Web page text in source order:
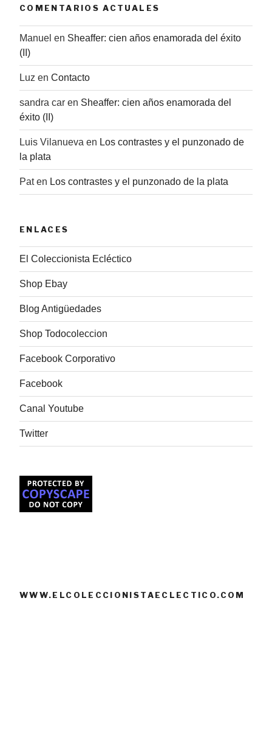
COMENTARIOS ACTUALES
Manuel en Sheaffer: cien años enamorada del éxito
(II)
Luz en Contacto
sandra car en Sheaffer: cien años enamorada del
éxito (II)
Luis Vilanueva en Los contrastes y el punzonado de
la plata
Paten Los contrastes y el punzonado de la plata
ENLACES
El Coleccionista Ecléctico
Shop Ebay
Blog Antigüedades
Shop Todocoleccion
Facebook Corporativo
Facebook
Canal Youtube
Twitter
WWW.ELCOLECCIONISTAECLECTICO.COM